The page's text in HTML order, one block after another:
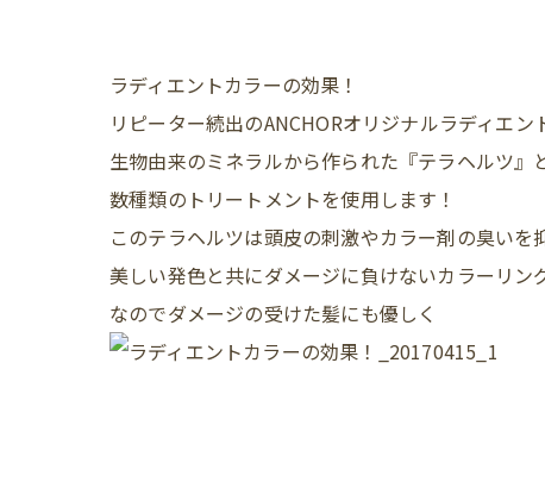
ラディエントカラーの効果！
リピーター続出のANCHORオリジナルラディエン
生物由来のミネラルから作られた『テラヘルツ』
数種類のトリートメントを使用します！
このテラヘルツは頭皮の刺激やカラー剤の臭いを
美しい発色と共にダメージに負けないカラーリ
なのでダメージの受けた髪にも優しく